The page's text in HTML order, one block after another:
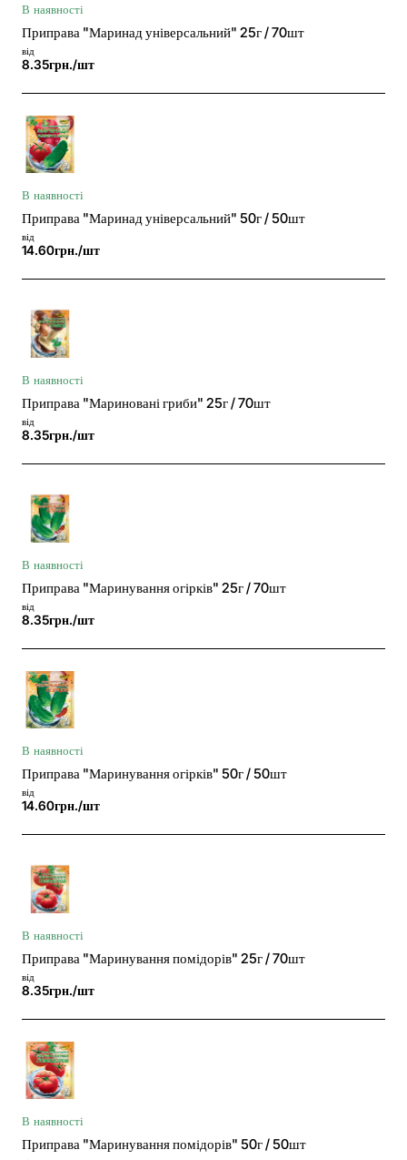
В наявності
Приправа "Маринад універсальний" 25г / 70шт
від
8.35грн./шт
В наявності
Приправа "Маринад універсальний" 50г / 50шт
від
14.60грн./шт
В наявності
Приправа "Мариновані гриби" 25г / 70шт
від
8.35грн./шт
В наявності
Приправа "Маринування огірків" 25г / 70шт
від
8.35грн./шт
В наявності
Приправа "Маринування огірків" 50г / 50шт
від
14.60грн./шт
В наявності
Приправа "Маринування помідорів" 25г / 70шт
від
8.35грн./шт
В наявності
Приправа "Маринування помідорів" 50г / 50шт